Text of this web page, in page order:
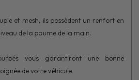
et mesh, ils possèdent un renfort en
de la paume de la main.
vous garantiront une bonne
de votre véhicule.